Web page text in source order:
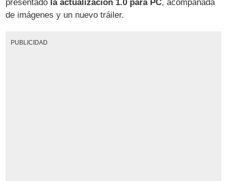
presentado la actualización 1.0 para PC, acompañada
de imágenes y un nuevo tráiler.
PUBLICIDAD